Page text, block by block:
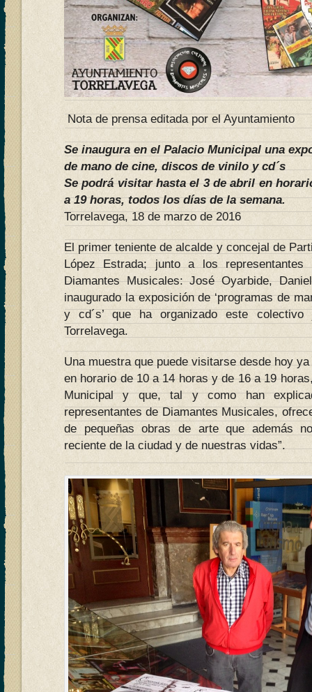
Nota de prensa editada por el Ayuntamiento
Se inaugura en el Palacio Municipal una
de mano de cine, discos de vinilo y cd´s
Se podrá visitar hasta el 3 de abril en
a 19 horas, todos los días de la semana.
Torrelavega, 18 de marzo de 2016
El primer teniente de alcalde y concejal de
López Estrada; junto a los
Diamantes Musicales: José Oyarbide,
inaugurado la exposición de ‘programas de
y cd´s’ que ha organizado este colectivo
Torrelavega.
Una muestra que puede visitarse desde hoy
en horario de 10 a 14 horas y de 16 a 19
Municipal y que, tal y como han
representantes de Diamantes Musicales,
de pequeñas obras de arte que además
reciente de la ciudad y de nuestras vidas”.